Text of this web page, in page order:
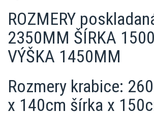
ROZMERY
2350MM ŠÍRKA
VÝŠKA 1450MM
Rozmery krabice:
x 140cm šírka x